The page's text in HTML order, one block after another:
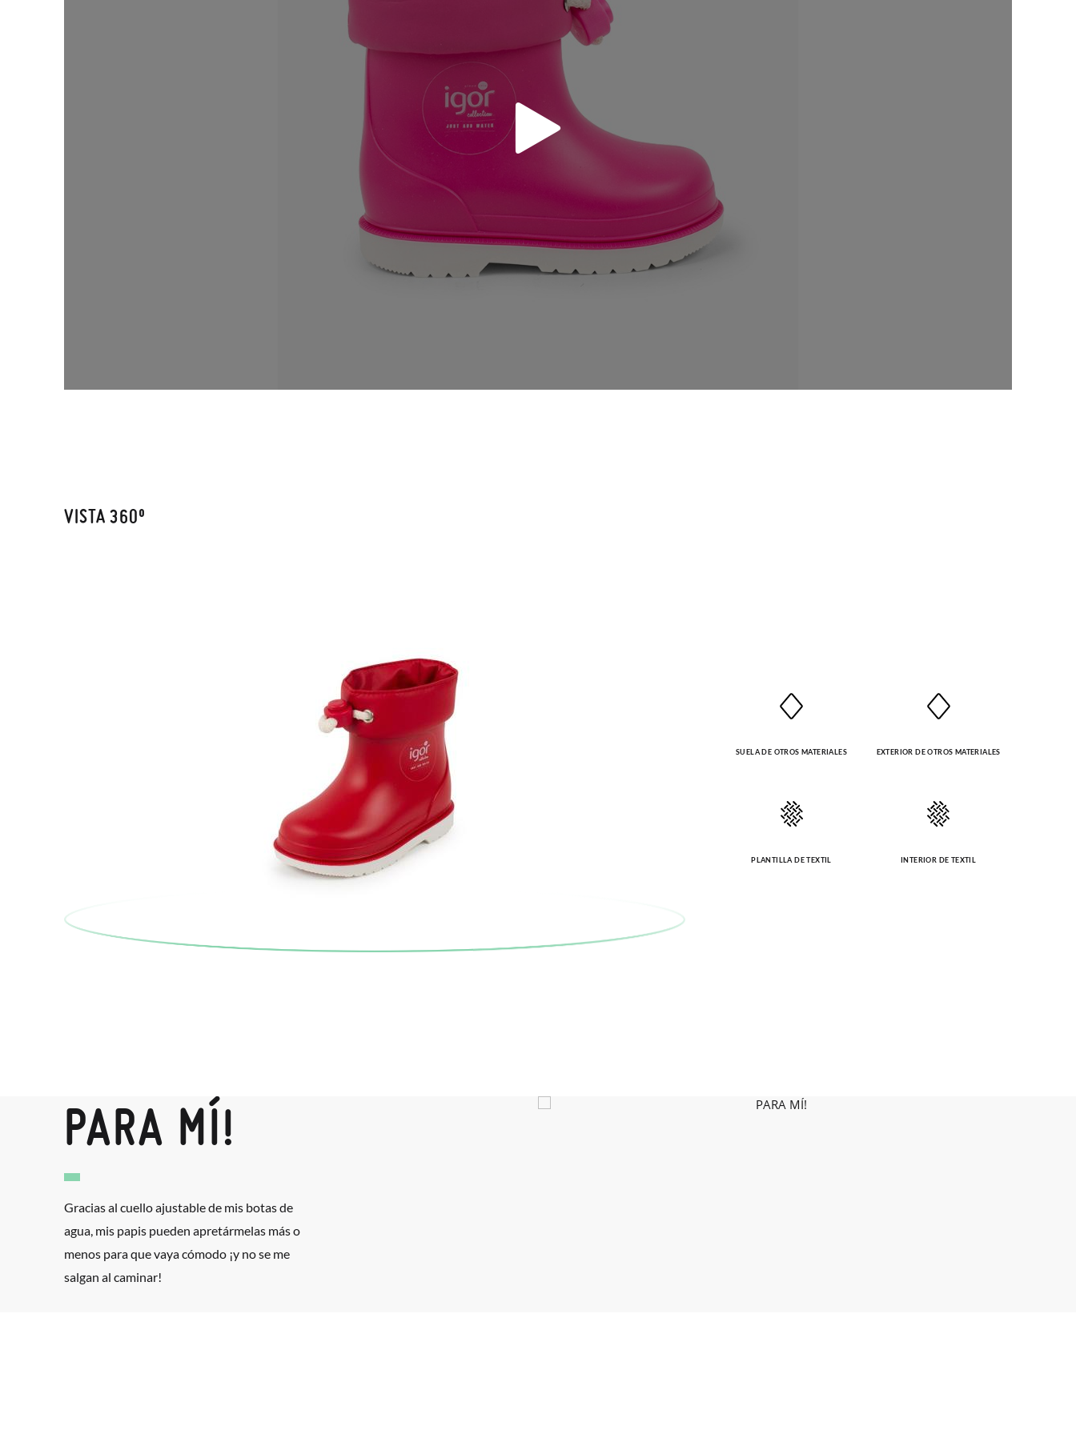
VISTA 360º
SUELA DE OTROS MATERIALES EXTERIOR DE OTROS MATERIALES
PLANTILLA DE TEXTIL INTERIOR DE TEXTIL
PARA MÍ!
Gracias al cuello ajustable de mis botas de
agua, mis papis pueden apretármelas más o
menos para que vaya cómodo ¡y no se me
salgan al caminar!